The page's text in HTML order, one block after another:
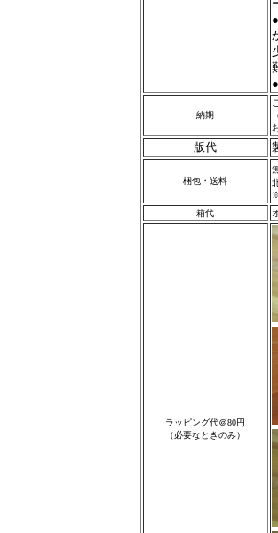
納期
版代
梱包・送料
箱代
ラッピング代＠80円
（必要なときのみ）